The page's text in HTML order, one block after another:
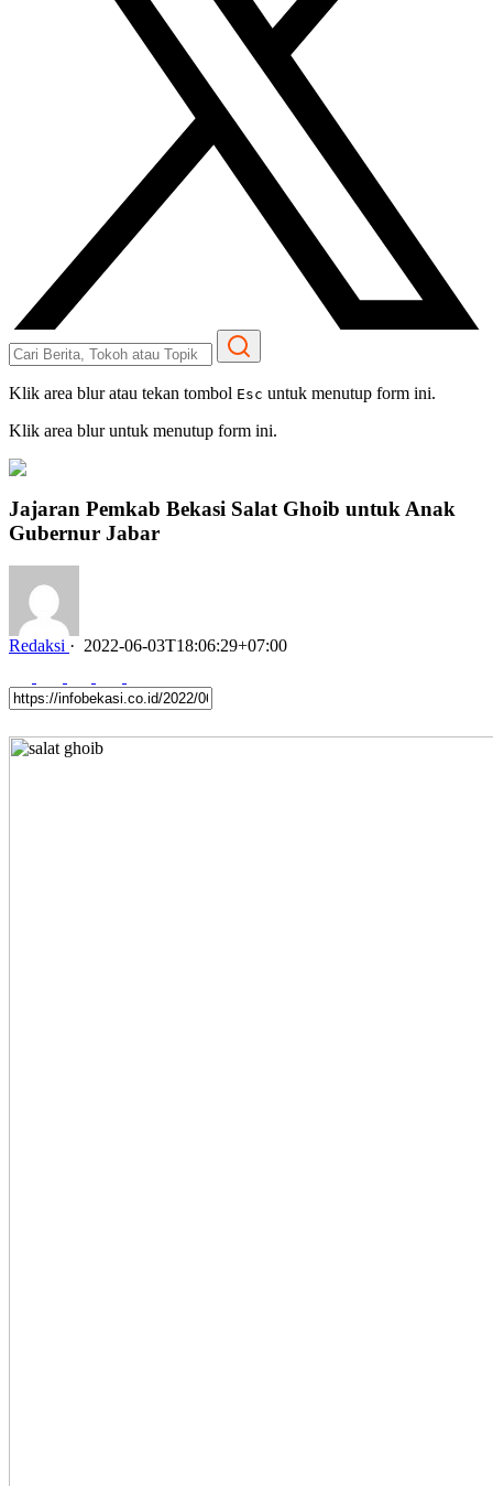
Klik area blur atau tekan tombol Esc untuk menutup form ini.
Klik area blur untuk menutup form ini.
Jajaran Pemkab Bekasi Salat Ghoib untuk Anak
Gubernur Jabar
Redaksi · 2022-06-03T18:06:29+07:00